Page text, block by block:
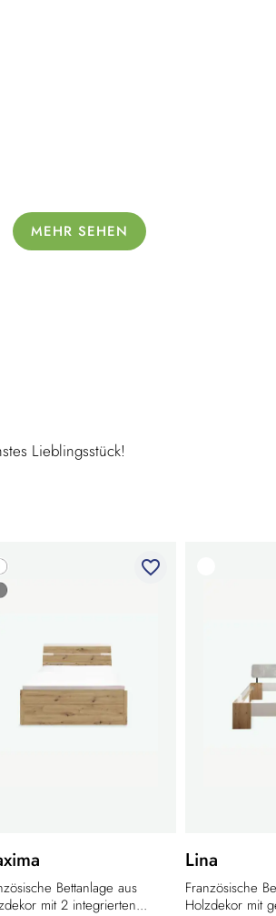
MEHR SEHEN
Lieblingsstück!
favorite_border
Bettanlage aus
mit 2 integrierten...
Lina
Französische
Holzdekor mit